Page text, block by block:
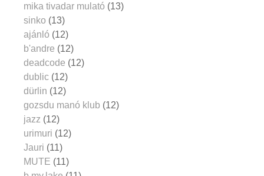
mika tivadar mulató (13)
sinko (13)
ajánló (12)
b'andre (12)
deadcode (12)
dublic (12)
dürlin (12)
gozsdu manó klub (12)
jazz (12)
urimuri (12)
Jauri (11)
MUTE (11)